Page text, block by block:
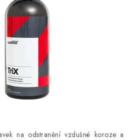
na odstranění vzdušné koroze a